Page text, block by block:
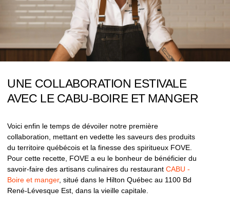
UNE COLLABORATION ESTIVALE
AVEC LE CABU-BOIRE ET MANGER
Voici enfin le temps de dévoiler notre première
collaboration, mettant en vedette les saveurs des produits
du territoire québécois et la finesse des spiritueux FOVE.
Pour cette recette, FOVE a eu le bonheur de bénéficier du
savoir-faire des artisans culinaires du restaurantCABU -
Boire et manger, situé dans le Hilton Québec au 1100 Bd
René-Lévesque Est, dans la vieille capitale.